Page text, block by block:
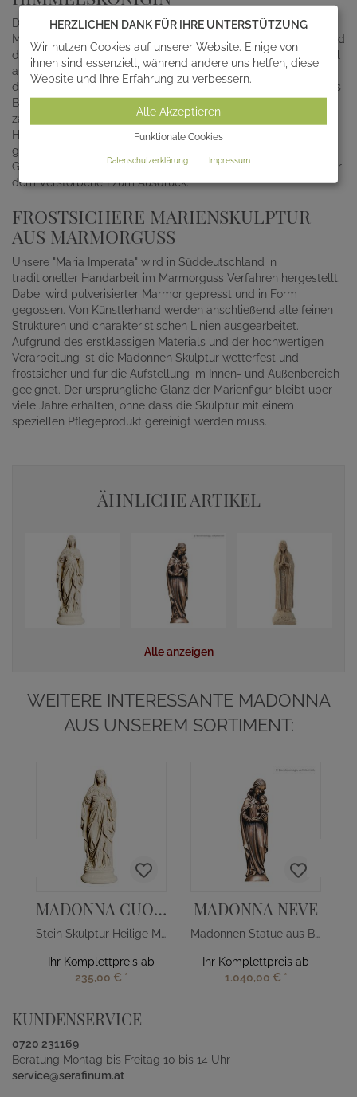
Diese Darstellung der Heiligen Maria, der Mutter Jesu, zeigt
Madonna als Himmelskönigin mit einer Krone auf dem Kopf und
dem Jesuskind auf dem Arm. Damit ist Maria selbst im Himmel
aufgenommen worden und ist als Gottesmutter auch Königin
der Heiligen und Engel. Als liebevolle Mutter Jesu gilt Maria als
Beschützerin aller Menschen und ihre Statuen stehen in
zahlreichen Haushalten und Gotteshäusern. Außerdem ist die
Heilige Maria die Trösterin der Trauernden und somit ein oft
gewähltes Gestaltungselement bei der Grabdekoration. Eine
Grab Madonna bringt die Liebe der Hinterbliebenen gegenüber
dem Verstorbenen zum Ausdruck.
FROSTSICHERE MARIENSKULPTUR
AUS MARMORGUSS
Unsere "Maria Imperata" wird in Süddeutschland in
traditioneller Handarbeit im Marmorguss Verfahren hergestellt.
Dabei wird pulverisierter Marmor gepresst und in Form
gegossen. Von Künstlerhand werden anschließend alle feinen
Strukturen und charakteristischen Linien ausgearbeitet.
Aufgrund des erstklassigen Materials und der hochwertigen
Verarbeitung ist die Madonnen Skulptur wetterfest und
frostsicher und für die Aufstellung im Innen- und Außenbereich
geeignet. Der ursprüngliche Glanz der Marienfigur bleibt über
viele Jahre erhalten, ohne dass die Skulptur mit einem
speziellen Pflegeprodukt gereinigt werden muss.
ÄHNLICHE ARTIKEL
Alle anzeigen
WEITERE INTERESSANTE MADONNA
AUS UNSEREM SORTIMENT:
MADONNA CUORE
Stein Skulptur Heilige Mutter Gottes mit Herz
Ihr Komplettpreis ab
235,00 € *
MADONNA NEVE
Madonnen Statue aus Bronze
Ihr Komplettpreis ab
1.040,00 € *
KUNDENSERVICE
0720 231169
Beratung Montag bis Freitag 10 bis 14 Uhr
service@serafinum.at
HERZLICHEN DANK FÜR IHRE UNTERSTÜTZUNG
Wir nutzen Cookies auf unserer Website. Einige von
ihnen sind essenziell, während andere uns helfen, diese
Website und Ihre Erfahrung zu verbessern.
Alle Akzeptieren
Funktionale Cookies
Datenschutzerklärung Impressum